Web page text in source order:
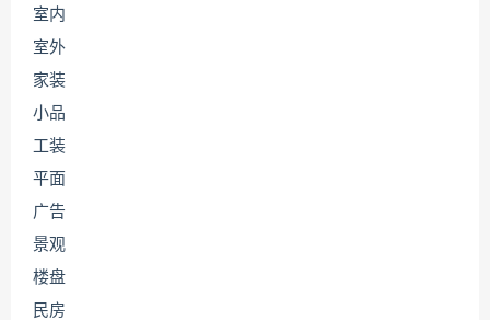
室内
室外
家装
小品
工装
平面
广告
景观
楼盘
民房